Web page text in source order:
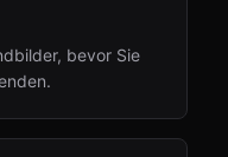
bevor Sie